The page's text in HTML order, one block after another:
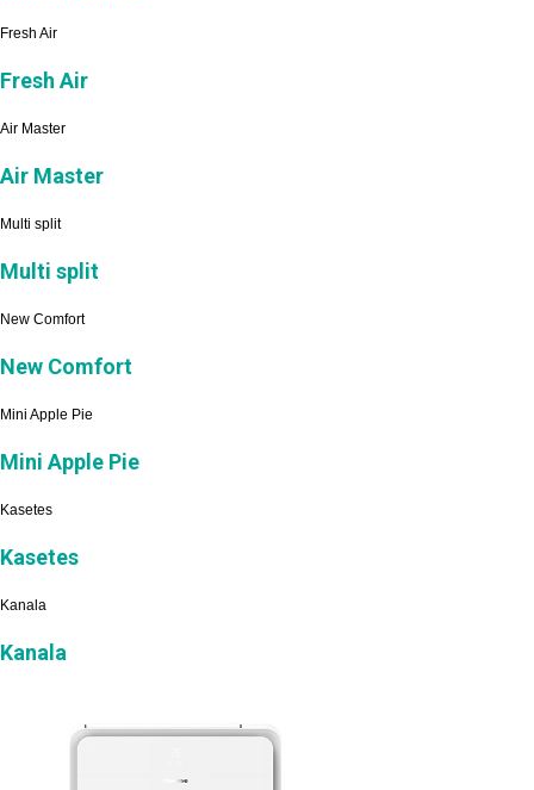
Fresh Air
Fresh Air
Air Master
Air Master
Multi split
Multi split
New Comfort
New Comfort
Mini Apple Pie
Mini Apple Pie
Kasetes
Kasetes
Kanala
Kanala